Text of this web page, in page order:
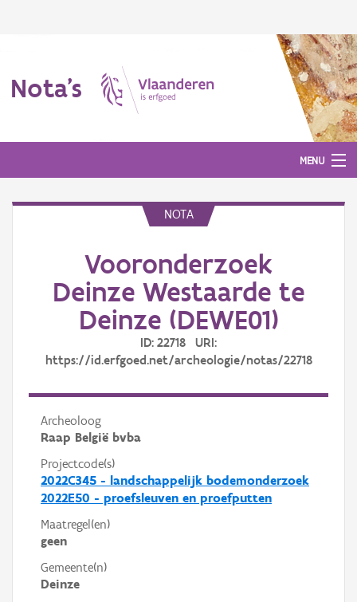
Nota's
MENU
NOTA
Vooronderzoek
Deinze Westaarde te
Deinze (DEWE01)
ID: 22718 URI:
https://id.erfgoed.net/archeologie/notas/22718
Archeoloog
Raap België bvba
Projectcode(s)
2022C345 - landschappelijk bodemonderzoek
2022E50 - proefsleuven en proefputten
Maatregel(en)
geen
Gemeente(n)
Deinze